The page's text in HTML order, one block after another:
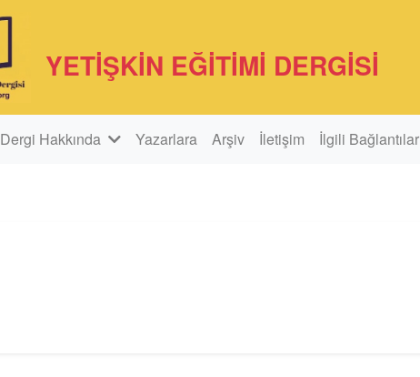
YETİŞKİN EĞİTİMİ DERGİSİ
Dergi Hakkında Yazarlara Arşiv İletişim İlgili Bağlantılar